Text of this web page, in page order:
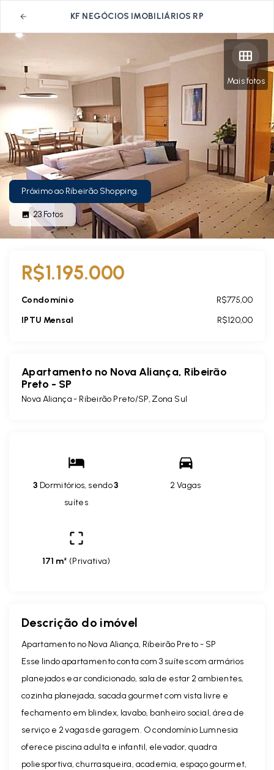
KF NEGÓCIOS IMOBILIÁRIOS RP
Mais fotos
Próximo ao Ribeirão Shopping.
23Fotos
R$1.195.000
Condomínio
R$775,00
IPTU Mensal
R$120,00
Apartamento no Nova Aliança, Ribeirão
Preto - SP
Nova Aliança - Ribeirão Preto/SP, Zona Sul
3 Dormitórios, sendo3
suítes
2 Vagas
171 m² (Privativa)
Descrição do imóvel
Apartamento no Nova Aliança, Ribeirão Preto - SP
Esse lindo apartamento conta com 3 suítes com armários
planejados e ar condicionado, sala de estar 2 ambientes,
cozinha planejada, sacada gourmet com vista livre e
fechamento em blindex, lavabo, banheiro social, área de
serviço e 2 vagas de garagem. O condomínio Lumnesia
oferece piscina adulta e infantil, elevador, quadra
poliesportiva, churrasqueira, academia, espaço gourmet,